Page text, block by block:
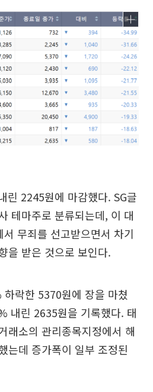
린 2245원에 마감했다. SG글
테마주로 분류되는데, 이 대
무죄를 선고받으면서 차기
을 받은 것으로 보인다.
락한 5370원에 장을 마쳤
내린 2635원을 기록했다. 태
래소의 관리종목지정에서 해
는데 증가폭이 일부 조정된